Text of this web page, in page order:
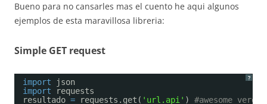
Bueno para no cansarles mas el cuento he aqui algunos
ejemplos de esta maravillosa libreria:
Simple GET request
?
import
json
import
requests
resultado = requests.get( 'url.api' ) #awesome